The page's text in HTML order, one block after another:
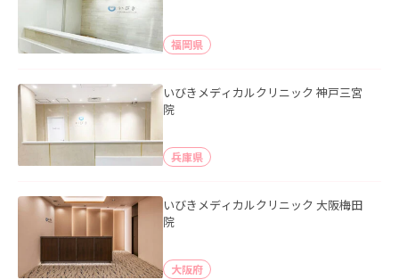
福岡県
いびきメディカルクリニック 神戸三宮
院
兵庫県
いびきメディカルクリニック 大阪梅田
院
大阪府